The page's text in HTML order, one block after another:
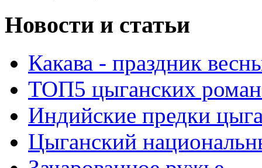
Новости и статьи
Какава - праздник
ТОП5 цыганских
Индийские предки
Цыганский